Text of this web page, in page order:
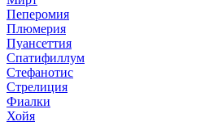
Пеперомия
Плюмерия
Пуансеттия
Спатифиллум
Стефанотис
Стрелиция
Фиалки
Хойя